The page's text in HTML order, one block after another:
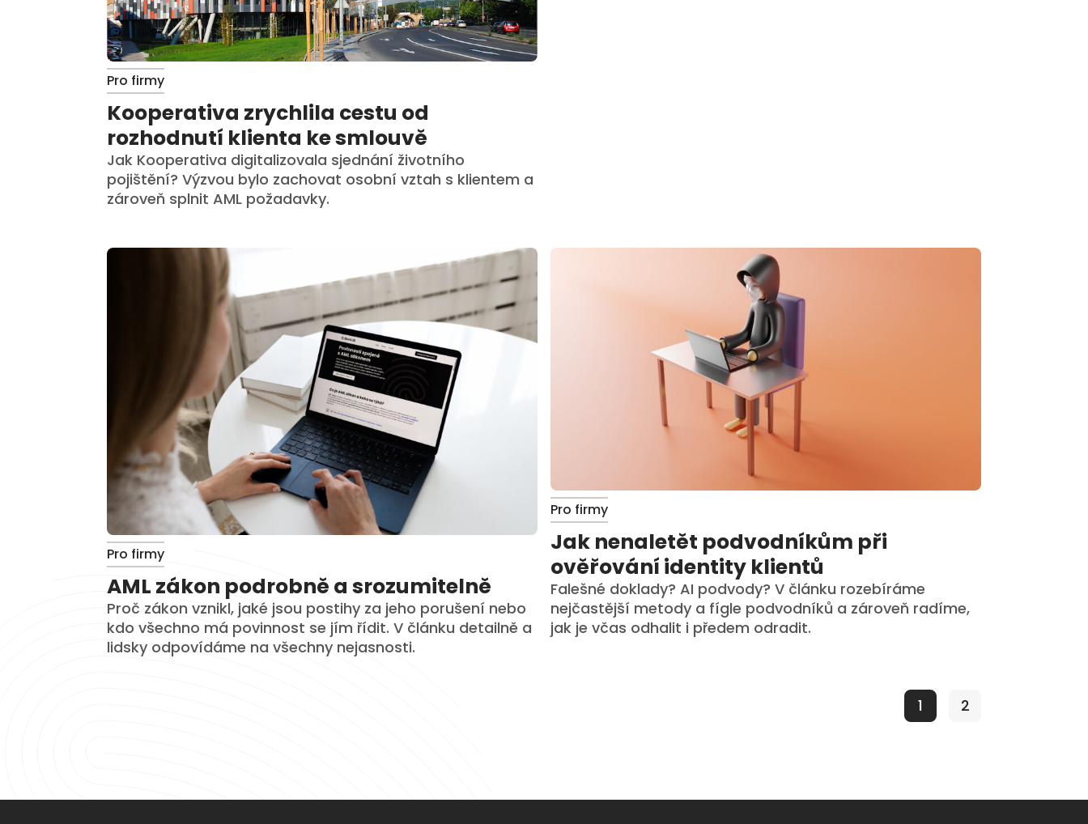
Pro firmy
Kooperativa zrychlila cestu od
rozhodnutí klienta ke smlouvě
Jak Kooperativa digitalizovala sjednání životního
pojištění? Výzvou bylo zachovat osobní vztah s klientem a
zároveň splnit AML požadavky.
Pro firmy
AML zákon podrobně a srozumitelně
Proč zákon vznikl, jaké jsou postihy za jeho porušení nebo
kdo všechno má povinnost se jím řídit. V článku detailně a
lidsky odpovídáme na všechny nejasnosti.
Pro firmy
Jak nenaletět podvodníkům při
ověřování identity klientů
Falešné doklady? AI podvody? V článku rozebíráme
nejčastější metody a fígle podvodníků a zároveň radíme,
jak je včas odhalit i předem odradit.
1 2